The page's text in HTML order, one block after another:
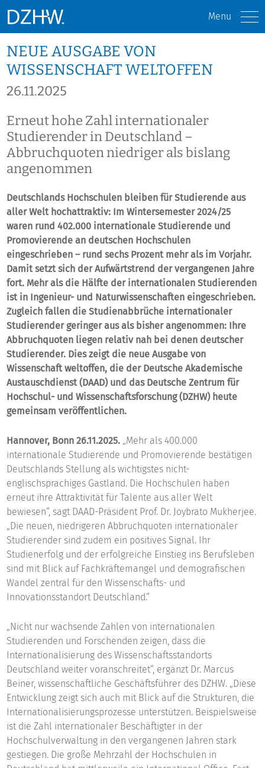
Menu
NEUE AUSGABE VON
WISSENSCHAFT WELTOFFEN
26.11.2025
Erneut hohe Zahl internationaler
Studierender in Deutschland –
Abbruchquoten niedriger als bislang
angenommen
Deutschlands Hochschulen bleiben für Studierende aus
aller Welt hochattraktiv: Im Wintersemester 2024/25
waren rund 402.000 internationale Studierende und
Promovierende an deutschen Hochschulen
eingeschrieben – rund sechs Prozent mehr als im Vorjahr.
Damit setzt sich der Aufwärtstrend der vergangenen Jahre
fort. Mehr als die Hälfte der internationalen Studierenden
ist in Ingenieur- und Naturwissenschaften eingeschrieben.
Zugleich fallen die Studienabbrüche internationaler
Studierender geringer aus als bisher angenommen: Ihre
Abbruchquoten liegen relativ nah bei denen deutscher
Studierender. Dies zeigt die neue Ausgabe von
Wissenschaft weltoffen, die der Deutsche Akademische
Austauschdienst (DAAD) und das Deutsche Zentrum für
Hochschul- und Wissenschaftsforschung (DZHW) heute
gemeinsam veröffentlichen.
Hannover, Bonn 26.11.2025. „Mehr als 400.000
internationale Studierende und Promovierende bestätigen
Deutschlands Stellung als wichtigstes nicht-
englischsprachiges Gastland. Die Hochschulen haben
erneut ihre Attraktivität für Talente aus aller Welt
bewiesen“, sagt DAAD-Präsident Prof. Dr. Joybrato Mukherjee.
„Die neuen, niedrigeren Abbruchquoten internationaler
Studierender sind zudem ein positives Signal. Ihr
Studienerfolg und der erfolgreiche Einstieg ins Berufsleben
sind mit Blick auf Fachkräftemangel und demografischen
Wandel zentral für den Wissenschafts- und
Innovationsstandort Deutschland.“
„Nicht nur wachsende Zahlen von internationalen
Studierenden und Forschenden zeigen, dass die
Internationalisierung des Wissenschaftsstandorts
Deutschland weiter voranschreitet“, ergänzt Dr. Marcus
Beiner, wissenschaftliche Geschäftsführer des DZHW. „Diese
Entwicklung zeigt sich auch mit Blick auf die Strukturen, die
Internationalisierungsprozesse unterstützen. Beispielsweise
ist die Zahl internationaler Beschäftigter in der
Hochschulverwaltung in den vergangenen Jahren stark
gestiegen. Die große Mehrzahl der Hochschulen in